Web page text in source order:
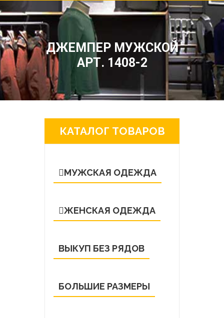
ДЖЕМПЕР МУЖСКОЙ
АРТ. 1408-2
КАТАЛОГ ТОВАРОВ
МУЖСКАЯ ОДЕЖДА
ЖЕНСКАЯ ОДЕЖДА
ВЫКУП БЕЗ РЯДОВ
БОЛЬШИЕ РАЗМЕРЫ